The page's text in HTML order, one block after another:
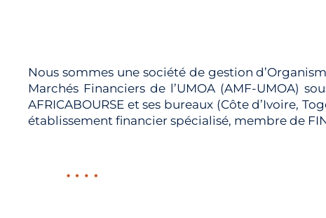
Nous sommes une société de gestion
Marchés Financiers de l’UMOA (AMF-UMOA)
AFRICABOURSE et ses bureaux (Côte d’Ivoire,
établissement financier spécialisé, membre de